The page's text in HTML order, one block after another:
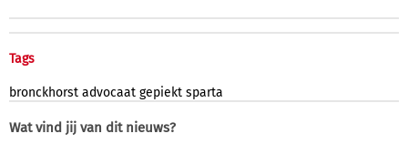
Tags
bronckhorst advocaat gepiekt sparta
Wat vind jij van dit nieuws?